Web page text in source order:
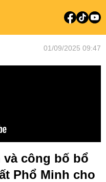
01/09/2025 09:47
và công bố bổ
Phổ Minh cho